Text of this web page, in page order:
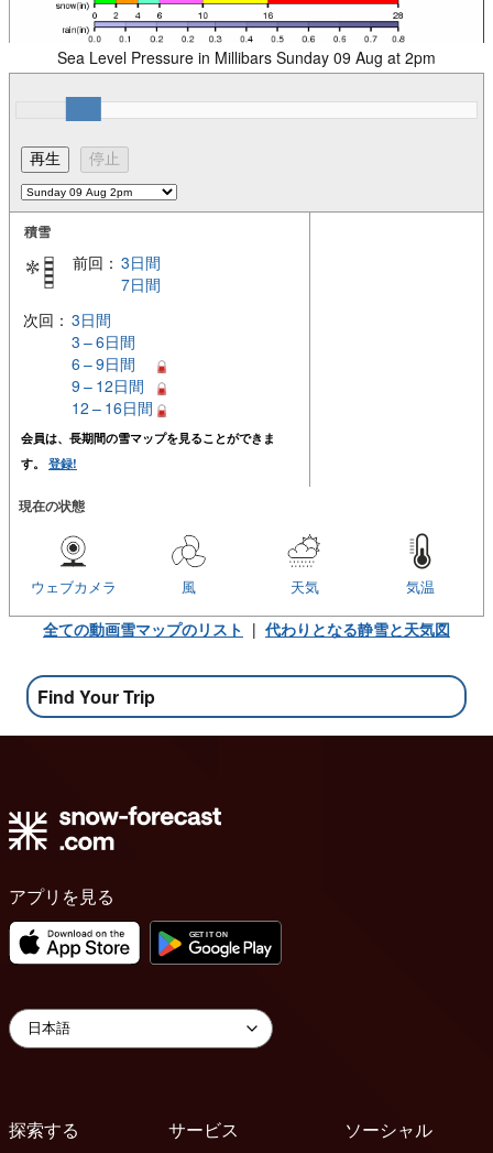
Sea Level Pressure in Millibars Sunday 09 Aug at 2pm
積雪
前回： 3日間
7日間
次回： 3日間
3 – 6日間
6 – 9日間
9 – 12日間
12 – 16日間
会員は、長期間の雪マップを見ることができま
す。 登録!
現在の状態
気温
天気
風
ウェブカメラ
全ての動画雪マップのリスト | 代わりとなる静雪と天気図
Find Your Trip
アプリを見る
探索する
サービス
ソーシャル